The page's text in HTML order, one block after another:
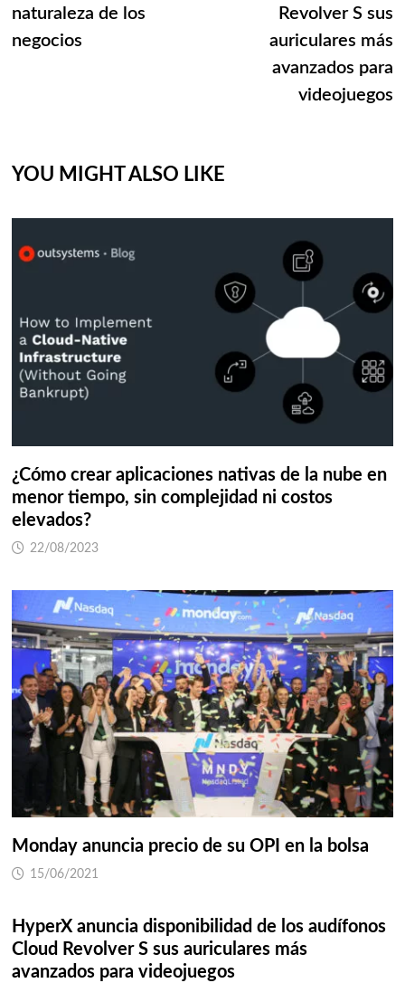
naturaleza de los
negocios
Revolver S sus
auriculares más
avanzados para
videojuegos
YOU MIGHT ALSO LIKE
¿Cómo crear aplicaciones nativas de la nube en
menor tiempo, sin complejidad ni costos
elevados?
22/08/2023
Monday anuncia precio de su OPI en la bolsa
15/06/2021
HyperX anuncia disponibilidad de los audífonos
Cloud Revolver S sus auriculares más
avanzados para videojuegos